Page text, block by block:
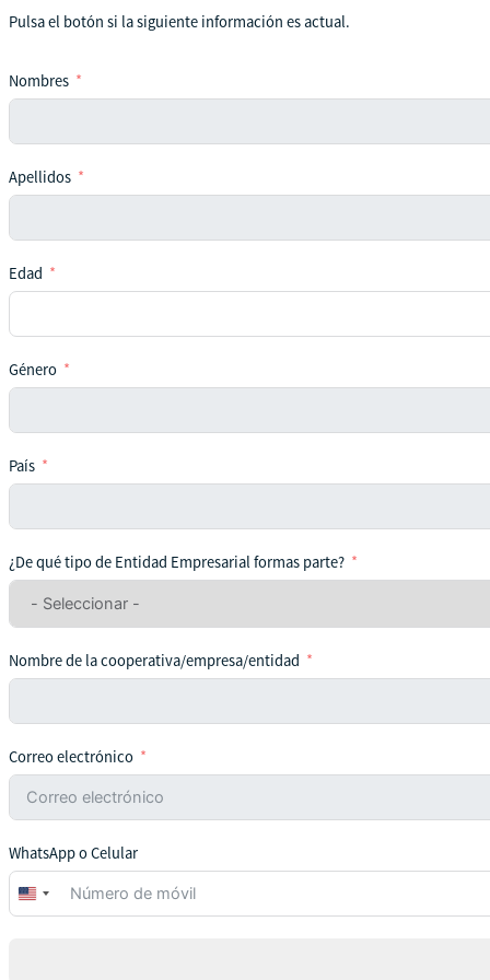
Pulsa el botón si la siguiente información es actual.
Nombres
Apellidos
Edad
Género
País
¿De qué tipo de Entidad Empresarial formas parte?
Nombre de la cooperativa/empresa/entidad
Correo electrónico
WhatsApp o Celular
United
States